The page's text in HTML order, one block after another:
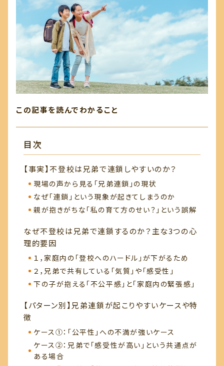
この記事を読んでわかること
目次
【事実】不登校は兄弟で連鎖しやすいのか？
現場の声から見る「兄弟連鎖」の現状
なぜ「連鎖」という現象が起きてしまうのか
親が抱きがちな「私の育て方のせい？」という誤解
なぜ不登校は兄弟で連鎖するのか？主な3つの心
理的要因
１，家庭内の「登校へのハードル」が下がるため
２，兄弟で共有している「気質」や「感受性」
下の子が抱える「不公平感」と「家庭内の緊張感」
【パターン別】兄弟連鎖が起こりやすいケースや特
徴
ケース①：「公平性」への不満が強いケース
ケース②：兄弟で「感受性が高い」という共通点が
ある場合